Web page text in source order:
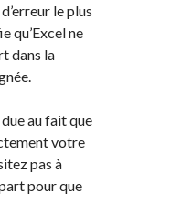
le plus
qu’Excel ne
dans la
au fait que
votre
pas à
pour que